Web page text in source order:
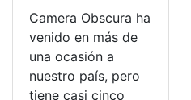
Camera Obscura ha
venido en más de
una ocasión a
nuestro país, pero
tiene casi cinco